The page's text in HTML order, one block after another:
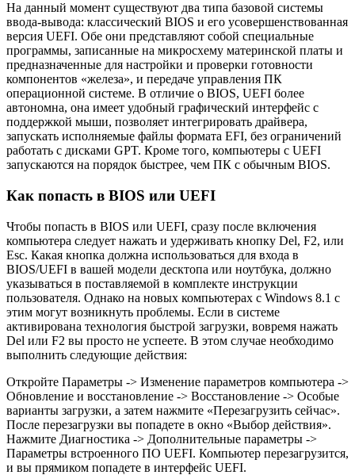
На данный момент существуют два типа базовой системы
ввода-вывода: классический BIOS и его усовершенствованная
версия UEFI. Обе они представляют собой специальные
программы, записанные на микросхему материнской платы и
предназначенные для настройки и проверки готовности
компонентов «железа», и передаче управления ПК
операционной системе. В отличие о BIOS, UEFI более
автономна, она имеет удобный графический интерфейс с
поддержкой мыши, позволяет интегрировать драйвера,
запускать исполняемые файлы формата EFI, без ограничений
работать с дисками GPT. Кроме того, компьютеры с UEFI
запускаются на порядок быстрее, чем ПК с обычным BIOS.
Как попасть в BIOS или UEFI
Чтобы попасть в BIOS или UEFI, сразу после включения
компьютера следует нажать и удерживать кнопку Del, F2, или
Esc. Какая кнопка должна использоваться для входа в
BIOS/UEFI в вашей модели десктопа или ноутбука, должно
указываться в поставляемой в комплекте инструкции
пользователя. Однако на новых компьютерах с Windows 8.1 с
этим могут возникнуть проблемы. Если в системе
активирована технология быстрой загрузки, вовремя нажать
Del или F2 вы просто не успеете. В этом случае необходимо
выполнить следующие действия:
Откройте Параметры -> Изменение параметров компьютера ->
Обновление и восстановление -> Восстановление -> Особые
варианты загрузки, а затем нажмите «Перезагрузить сейчас».
После перезагрузки вы попадете в окно «Выбор действия».
Нажмите Диагностика -> Дополнительные параметры ->
Параметры встроенного ПО UEFI. Компьютер перезагрузится,
и вы прямиком попадете в интерфейс UEFI.